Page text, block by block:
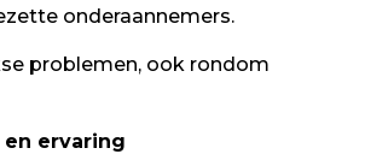
onderaannemers.
problemen, ook rondom
ervaring